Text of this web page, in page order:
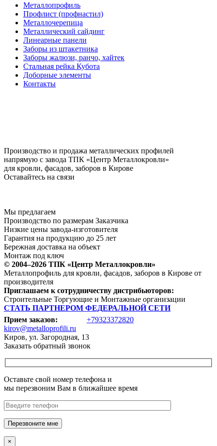
Металлопрофиль
Профлист (профнастил)
Металлочерепица
Металлический сайдинг
Линеарные панели
Заборы из штакетника
Заборы жалюзи, ранчо, хайтек
Стальная рейка Кубота
Доборные элементы
Контакты
Производство и продажа металлических профилей
напрямую с завода ТПК «Центр Металлокровли»
для кровли, фасадов, заборов в Кирове
Оставайтесь на связи
Мы предлагаем
Производство по размерам Заказчика
Низкие цены завода-изготовителя
Гарантия на продукцию до 25 лет
Бережная доставка на объект
Монтаж под ключ
© 2004–2026 ТПК «Центр Металлокровли»
Металлопрофиль для кровли, фасадов, заборов в Кирове от
производителя
Приглашаем к сотрудничеству дистрибьюторов:
Строительные Торгующие и Монтажные организации
СТАТЬ ПАРТНЕРОМ ФЕДЕРАЛЬНОЙ СЕТИ
Прием заказов:
+79323372820
kirov@metalloprofili.ru
Киров, ул. Загородная, 13
Заказать обратный звонок
Оставьте свой номер телефона и
мы перезвоним Вам в ближайшее время
Перезвоните мне
×